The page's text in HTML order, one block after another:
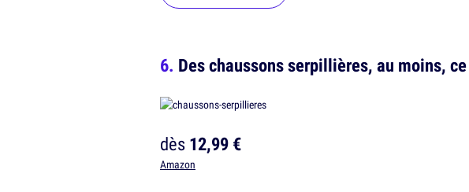
Des chaussons serpillières, au moins,
dès12,99 €
Amazon